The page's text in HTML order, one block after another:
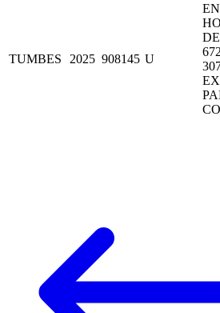
TUMBES 2025 908145 U